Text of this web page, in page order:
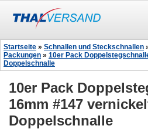
Startseite » Schnallen und Steckschnallen
Packungen » 10er Pack
Doppelschnalle
10er Pack
16mm #147
Doppelschnalle